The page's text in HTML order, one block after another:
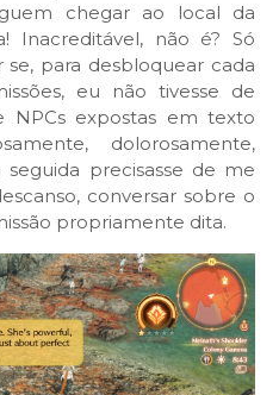
chegar ao local da
Inacreditável, não é? Só
para desbloquear cada
eu não tivesse de
NPCs expostas em texto
dolorosamente,
seguida precisasse de me
conversar sobre o
propriamente dita.